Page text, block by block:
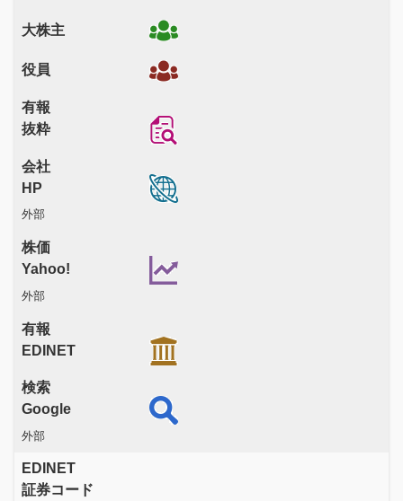
大株主
役員
有報
抜粋
会社
HP
外部
株価
Yahoo!
外部
有報
EDINET
検索
Google
外部
EDINET
証券コード